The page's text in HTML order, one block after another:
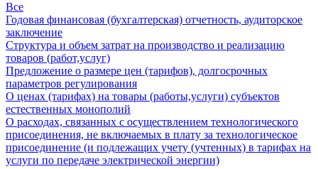
Все
Годовая финансовая (бухгалтерская) отчетность, аудиторское
заключение
Структура и объем затрат на производство и реализацию
товаров (работ,услуг)
Предложение о размере цен (тарифов), долгосрочных
параметров регулирования
О ценах (тарифах) на товары (работы,услуги) субъектов
естественных монополий
О расходах, связанных с осуществлением технологического
присоединения, не включаемых в плату за технологическое
присоединение (и подлежащих учету (учтенных) в тарифах на
услуги по передаче электрической энергии)